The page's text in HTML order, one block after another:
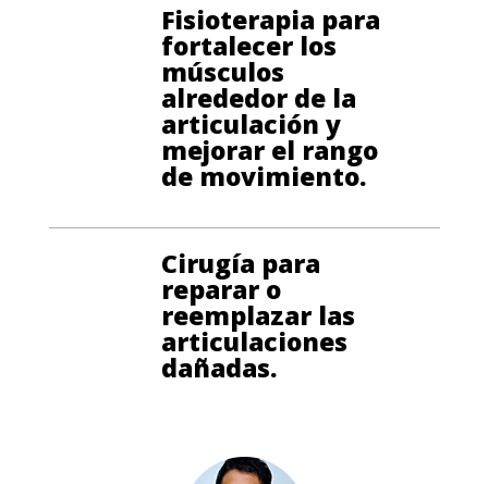
Fisioterapia para
fortalecer los
músculos
alrededor de la
articulación y
mejorar el rango
de movimiento.
Cirugía para
reparar o
reemplazar las
articulaciones
dañadas.